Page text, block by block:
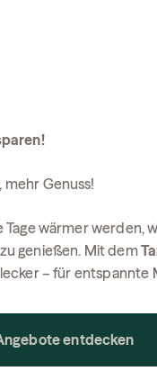
mehr Genuss!
wärmer werden,
genießen. Mit dem
– für
entdecken